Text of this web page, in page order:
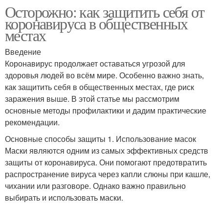
Осторожно: как защитить себя от
коронавируса в общественных
местах
Введение
Коронавирус продолжает оставаться угрозой для
здоровья людей во всём мире. Особенно важно знать,
как защитить себя в общественных местах, где риск
заражения выше. В этой статье мы рассмотрим
основные методы профилактики и дадим практические
рекомендации.
Основные способы защиты 1. Использование масок
Маски являются одним из самых эффективных средств
защиты от коронавируса. Они помогают предотвратить
распространение вируса через капли слюны при кашле,
чихании или разговоре. Однако важно правильно
выбирать и использовать маски.